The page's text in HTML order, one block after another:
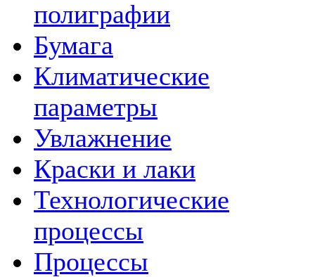
полиграфии
Бумага
Климатические
параметры
Увлажнение
Краски и лаки
Технологические
процессы
Процессы